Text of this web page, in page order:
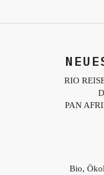
RIO
PAN
Bio,